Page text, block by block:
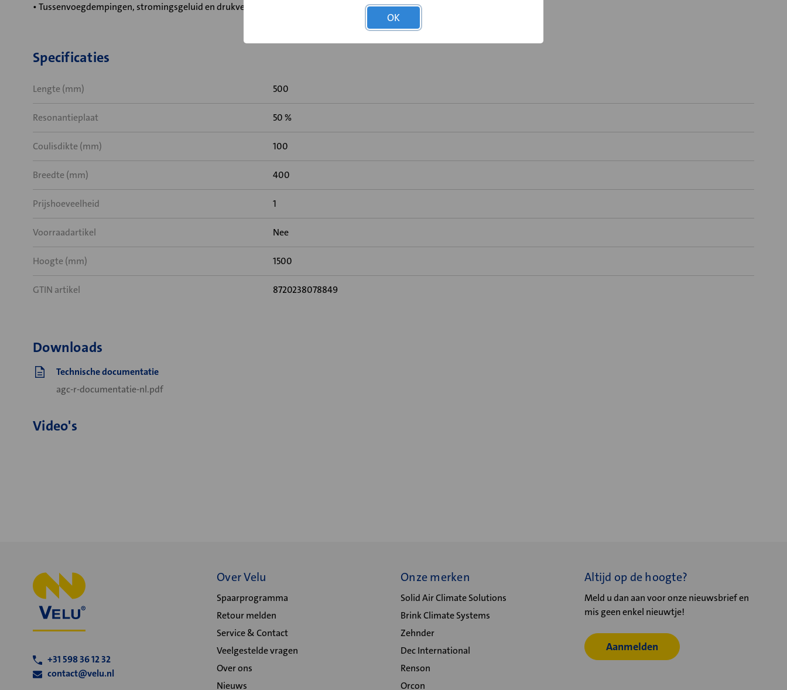
• Tussenvoegdempingen, stromingsgeluid en drukverlies gemeten volgens DIN 45646 (ISO 7235)
Specificaties
Lengte (mm) 500
Resonantieplaat 50 %
Coulisdikte (mm) 100
Breedte (mm) 400
Prijshoeveelheid 1
Voorraadartikel Nee
Hoogte (mm) 1500
GTIN artikel 8720238078849
Downloads
Technische documentatie
agc-r-documentatie-nl.pdf
Video's
+31 598 36 12 32
contact@velu.nl
Over Velu
Spaarprogramma
Retour melden
Service & Contact
Veelgestelde vragen
Over ons
Nieuws
Onze merken
Solid Air Climate Solutions
Brink Climate Systems
Zehnder
Dec International
Renson
Orcon
Altijd op de hoogte?
Meld u dan aan voor onze nieuwsbrief en
mis geen enkel nieuwtje!
Aanmelden
OK